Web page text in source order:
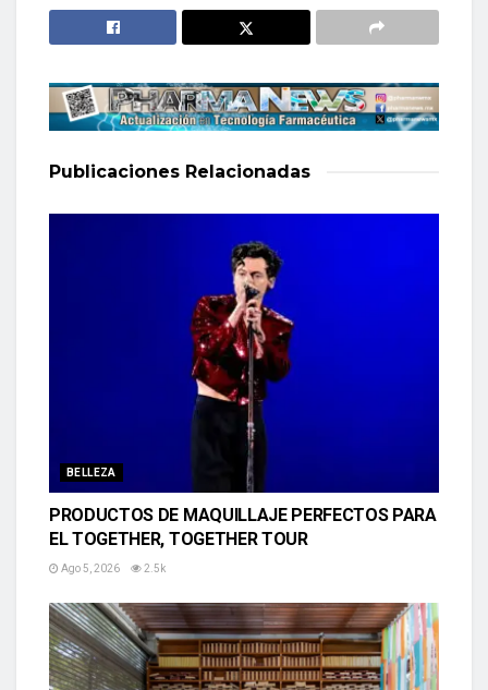
Publicaciones Relacionadas
BELLEZA
PRODUCTOS DE MAQUILLAJE PERFECTOS PARA
EL TOGETHER, TOGETHER TOUR
Ago 5, 2026 2.5k